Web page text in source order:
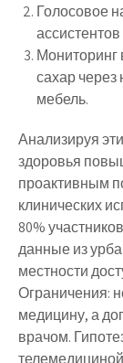
Голосовое
Мониторинг
сахар
мебель.
Анализируя
здоровья
проактивным
клинических
80%
данные из
местности
Ограничения:
медицину, а
врачом.